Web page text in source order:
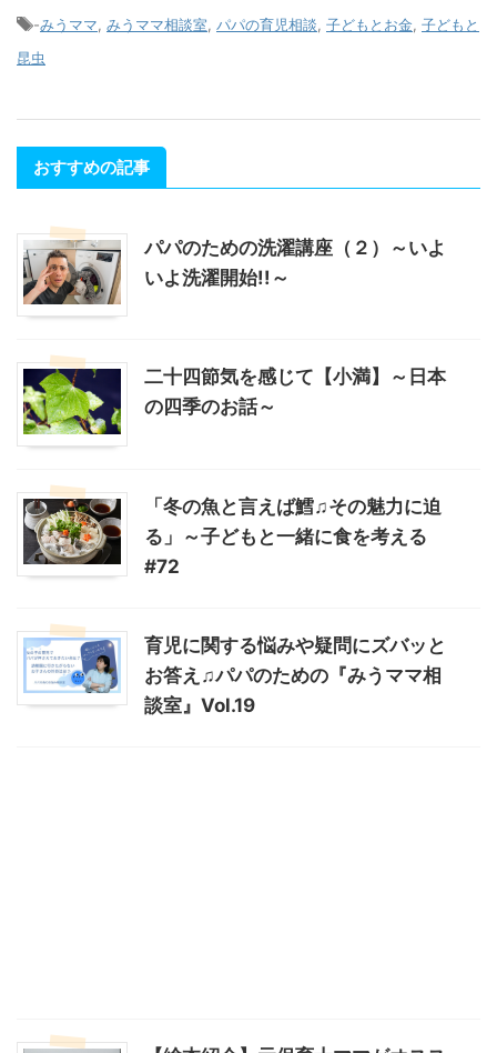
-みうママ みうママ相談室 パパの育児相談 子どもとお金 子どもと
昆虫
おすすめの記事
パパのための洗濯講座（２）～いよ
いよ洗濯開始!!～
二十四節気を感じて【小満】～日本
の四季のお話～
「冬の魚と言えば鱈♫その魅力に迫
る」～子どもと一緒に食を考える
#72
育児に関する悩みや疑問にズバッと
お答え♫パパのための『みうママ相
談室』Vol.19